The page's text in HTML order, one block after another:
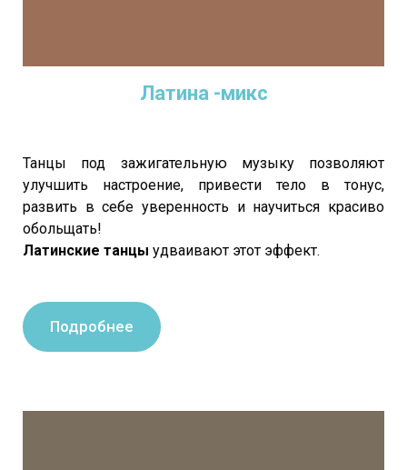
Латина -микс
Танцы под зажигательную музыку позволяют
улучшить настроение, привести тело в тонус,
развить в себе уверенность и научиться красиво
обольщать!
Латинские танцы удваивают этот эффект.
Подробнее